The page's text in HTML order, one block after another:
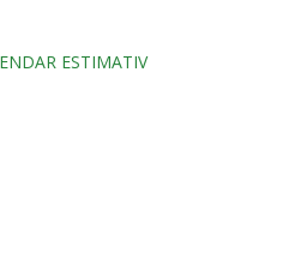
ESTIMATIV